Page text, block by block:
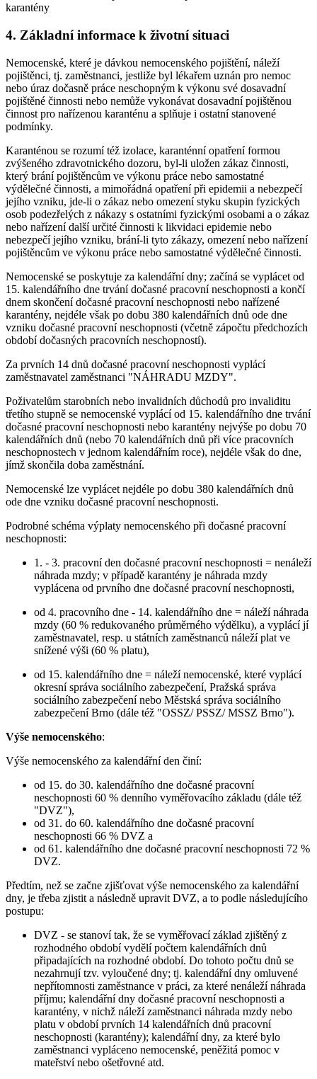
karantény
4. Základní informace k životní situaci
Nemocenské, které je dávkou nemocenského pojištění, náleží
pojištěnci, tj. zaměstnanci, jestliže byl lékařem uznán pro nemoc
nebo úraz dočasně práce neschopným k výkonu své dosavadní
pojištěné činnosti nebo nemůže vykonávat dosavadní pojištěnou
činnost pro nařízenou karanténu a splňuje i ostatní stanovené
podmínky.
Karanténou se rozumí též izolace, karanténní opatření formou
zvýšeného zdravotnického dozoru, byl-li uložen zákaz činnosti,
který brání pojištěncům ve výkonu práce nebo samostatné
výdělečné činnosti, a mimořádná opatření při epidemii a nebezpečí
jejího vzniku, jde-li o zákaz nebo omezení styku skupin fyzických
osob podezřelých z nákazy s ostatními fyzickými osobami a o zákaz
nebo nařízení další určité činnosti k likvidaci epidemie nebo
nebezpečí jejího vzniku, brání-li tyto zákazy, omezení nebo nařízení
pojištěncům ve výkonu práce nebo samostatné výdělečné činnosti.
Nemocenské se poskytuje za kalendářní dny; začíná se vyplácet od
15. kalendářního dne trvání dočasné pracovní neschopnosti a končí
dnem skončení dočasné pracovní neschopnosti nebo nařízené
karantény, nejdéle však po dobu 380 kalendářních dnů ode dne
vzniku dočasné pracovní neschopnosti (včetně zápočtu předchozích
období dočasných pracovních neschopností).
Za prvních 14 dnů dočasné pracovní neschopnosti vyplácí
zaměstnavatel zaměstnanci "NÁHRADU MZDY".
Poživatelům starobních nebo invalidních důchodů pro invaliditu
třetího stupně se nemocenské vyplácí od 15. kalendářního dne trvání
dočasné pracovní neschopnosti nebo karantény nejvýše po dobu 70
kalendářních dnů (nebo 70 kalendářních dnů při více pracovních
neschopnostech v jednom kalendářním roce), nejdéle však do dne,
jímž skončila doba zaměstnání.
Nemocenské lze vyplácet nejdéle po dobu 380 kalendářních dnů
ode dne vzniku dočasné pracovní neschopnosti.
Podrobné schéma výplaty nemocenského při dočasné pracovní
neschopnosti:
1. - 3. pracovní den dočasné pracovní neschopnosti = nenáleží
náhrada mzdy; v případě karantény je náhrada mzdy
vyplácena od prvního dne dočasné pracovní neschopnosti,
od 4. pracovního dne - 14. kalendářního dne = náleží náhrada
mzdy (60 % redukovaného průměrného výdělku), a vyplácí jí
zaměstnavatel, resp. u státních zaměstnanců náleží plat ve
snížené výši (60 % platu),
od 15. kalendářního dne = náleží nemocenské, které vyplácí
okresní správa sociálního zabezpečení, Pražská správa
sociálního zabezpečení nebo Městská správa sociálního
zabezpečení Brno (dále též "OSSZ/ PSSZ/ MSSZ Brno").
Výše nemocenského:
Výše nemocenského za kalendářní den činí:
od 15. do 30. kalendářního dne dočasné pracovní
neschopnosti 60 % denního vyměřovacího základu (dále též
"DVZ"),
od 31. do 60. kalendářního dne dočasné pracovní
neschopnosti 66 % DVZ a
od 61. kalendářního dne dočasné pracovní neschopnosti 72 %
DVZ.
Předtím, než se začne zjišťovat výše nemocenského za kalendářní
dny, je třeba zjistit a následně upravit DVZ, a to podle následujícího
postupu:
DVZ - se stanoví tak, že se vyměřovací základ zjištěný z
rozhodného období vydělí počtem kalendářních dnů
připadajících na rozhodné období. Do tohoto počtu dnů se
nezahrnují tzv. vyloučené dny; tj. kalendářní dny omluvené
nepřítomnosti zaměstnance v práci, za které nenáleží náhrada
příjmu; kalendářní dny dočasné pracovní neschopnosti a
karantény, v nichž náleží zaměstnanci náhrada mzdy nebo
platu v období prvních 14 kalendářních dnů pracovní
neschopnosti (karantény); kalendářní dny, za které bylo
zaměstnanci vypláceno nemocenské, peněžitá pomoc v
mateřství nebo ošetřovné atd.